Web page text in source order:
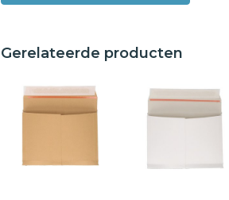
Gerelateerde producten